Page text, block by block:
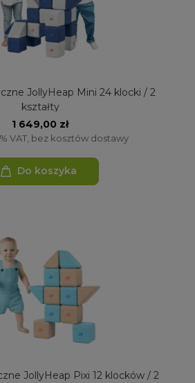
JollyHeap Mini 24 klocki / 2
kształty
1 649,00 zł
VAT, bez kosztów dostawy
Do koszyka
JollyHeap Pixi 12 klocków / 2